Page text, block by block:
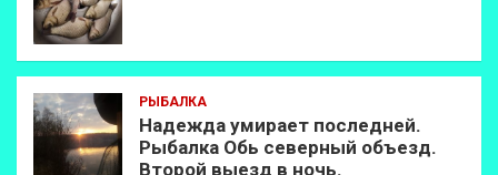
РЫБАЛКА
Надежда умирает последней.
Рыбалка Обь северный объезд.
Второй выезд в ночь.